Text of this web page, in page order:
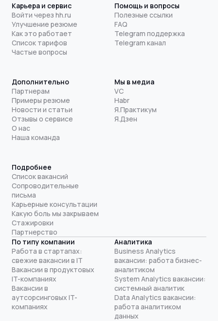
Карьера и сервис
Войти через hh.ru
Улучшение резюме
Как это работает
Список тарифов
Частые вопросы
Помощь и вопросы
Полезные ссылки
FAQ
Telegram поддержка
Telegram канал
Дополнительно
Партнерам
Примеры резюме
Новости и статьи
Отзывы о сервисе
О нас
Наша команда
Мы в медиа
VC
Habr
Я.Практикум
Я.Дзен
Подробнее
Список вакансий
Сопроводительные
письма
Карьерные консультации
Какую боль мы закрываем
Стажировки
Партнерство
По типу компании
Работа в стартапах:
свежие вакансии в IT
Вакансии в продуктовых
IT-компаниях
Вакансии в
аутсорсинговых IT-
компаниях
Аналитика
Business Analytics
вакансии: работа бизнес-
аналитиком
System Analytics вакансии:
системный аналитик
Data Analytics вакансии:
работа аналитиком
данных